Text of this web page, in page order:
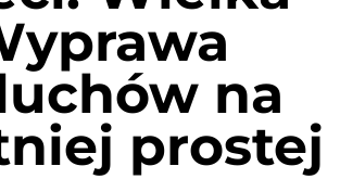
na
prostej